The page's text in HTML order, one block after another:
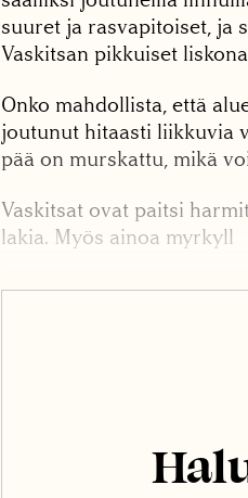
suuret ja rasvapitoiset, ja
Vaskitsan pikkuiset
Onko mahdollista, että
joutunut hitaasti liikkuvia
pää on murskattu, mikä
Vaskitsat ovat paitsi
lakia. Myös ainoa myrkyll